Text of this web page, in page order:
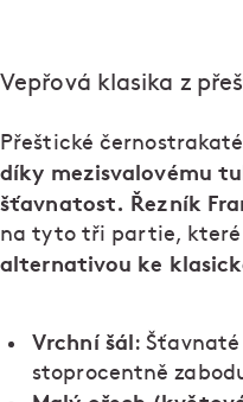
Vepřová klasika z
Přeštické
díky mezisvalovému
šťavnatost. Řezník
na tyto tři partie, které
alternativou ke
Vrchní šál:
stoprocentně